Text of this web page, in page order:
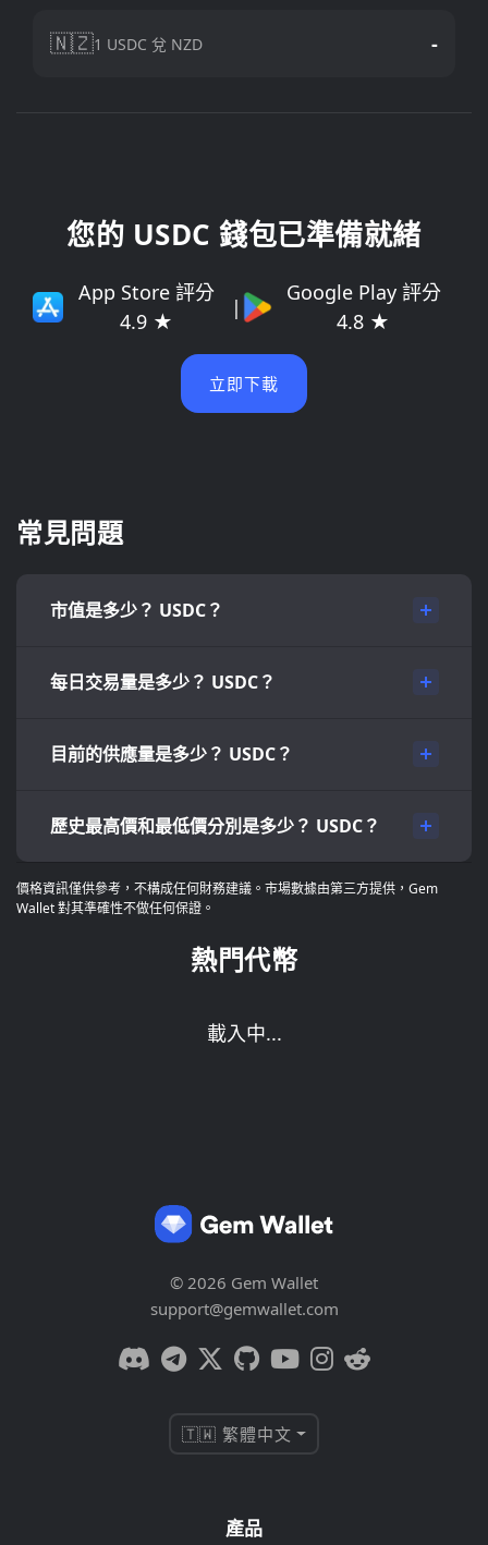
🇳🇿1 USDC 兌 NZD -
您的 USDC 錢包已準備就緒
App Store 評分
4.9 ★
|
Google Play 評分
4.8 ★
立即下載
常見問題
市值是多少？ USDC？
每日交易量是多少？ USDC？
目前的供應量是多少？ USDC？
歷史最高價和最低價分別是多少？ USDC？
價格資訊僅供參考，不構成任何財務建議。市場數據由第三方提供，Gem
Wallet 對其準確性不做任何保證。
熱門代幣
載入中...
© 2026 Gem Wallet
support@gemwallet.com
🇹🇼 繁體中文
產品